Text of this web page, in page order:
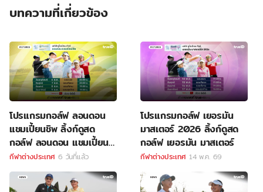
บทความที่เกี่ยวข้อง
โปรแกรมกอล์ฟ ลอนดอน
แชมเปี้ยนชิพ ลิ้งก์ดูสด
กอล์ฟ ลอนดอน แชมเปี้ยน
ชิพ
กีฬาต่างประเทศ 6 วันที่แล้ว
โปรแกรมกอล์ฟ เยอรมัน
มาสเตอร์ 2026 ลิ้งก์ดูสด
กอล์ฟ เยอรมัน มาสเตอร์
กีฬาต่างประเทศ 14 พ.ค. 69